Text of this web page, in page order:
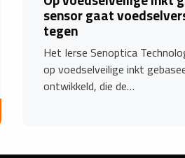
sensor gaat
tegen
Het Ierse Senoptica
op voedselveilige inkt
ontwikkeld, die de…